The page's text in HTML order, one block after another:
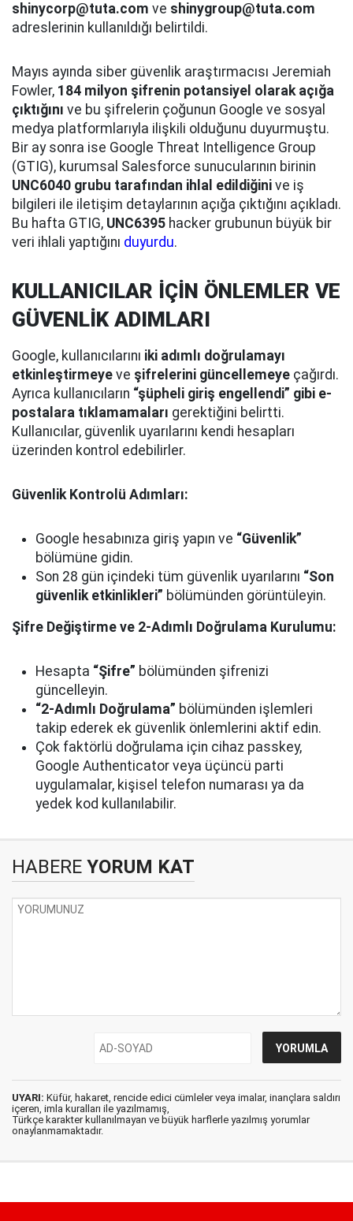
shinycorp@tuta.com ve shinygroup@tuta.com
adreslerinin kullanıldığı belirtildi.
Mayıs ayında siber güvenlik araştırmacısı Jeremiah
Fowler, 184 milyon şifrenin potansiyel olarak açığa
çıktığını ve bu şifrelerin çoğunun Google ve sosyal
medya platformlarıyla ilişkili olduğunu duyurmuştu.
Bir ay sonra ise Google Threat Intelligence Group
(GTIG), kurumsal Salesforce sunucularının birinin
UNC6040 grubu tarafından ihlal edildiğini ve iş
bilgileri ile iletişim detaylarının açığa çıktığını açıkladı.
Bu hafta GTIG, UNC6395 hacker grubunun büyük bir
veri ihlali yaptığını duyurdu.
KULLANICILAR İÇİN ÖNLEMLER VE
GÜVENLİK ADIMLARI
Google, kullanıcılarını iki adımlı doğrulamayı
etkinleştirmeye ve şifrelerini güncellemeye çağırdı.
Ayrıca kullanıcıların “şüpheli giriş engellendi” gibi e-
postalara tıklamamaları gerektiğini belirtti.
Kullanıcılar, güvenlik uyarılarını kendi hesapları
üzerinden kontrol edebilirler.
Güvenlik Kontrolü Adımları:
Google hesabınıza giriş yapın ve “Güvenlik”
bölümüne gidin.
Son 28 gün içindeki tüm güvenlik uyarılarını “Son
güvenlik etkinlikleri” bölümünden görüntüleyin.
Şifre Değiştirme ve 2-Adımlı Doğrulama Kurulumu:
Hesapta “Şifre” bölümünden şifrenizi
güncelleyin.
“2-Adımlı Doğrulama” bölümünden işlemleri
takip ederek ek güvenlik önlemlerini aktif edin.
Çok faktörlü doğrulama için cihaz passkey,
Google Authenticator veya üçüncü parti
uygulamalar, kişisel telefon numarası ya da
yedek kod kullanılabilir.
HABERE YORUM KAT
UYARI: Küfür, hakaret, rencide edici cümleler veya imalar, inançlara saldırı
içeren, imla kuralları ile yazılmamış,
Türkçe karakter kullanılmayan ve büyük harflerle yazılmış yorumlar
onaylanmamaktadır.